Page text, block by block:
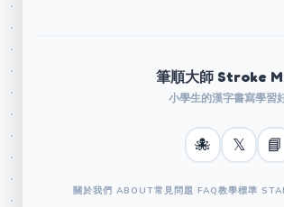
筆順大師 Stroke
小學生的漢字書寫學習
🐙 𝕏 📘
關於我們 ABOUT常見問題 FAQ教學標準